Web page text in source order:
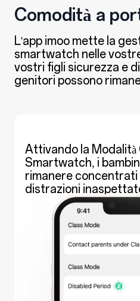
Comodità a
L'app imoo mette la
smartwatch nelle
vostri figli sicurezza e
genitori possono
Attivando la Modalità
Smartwatch, i
rimanere concentrati
distrazioni